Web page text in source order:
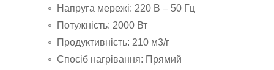
Напруга мережі: 220 В – 50 Гц
Потужність: 2000 Вт
Продуктивність: 210 м3/г
Спосіб нагрівання: Прямий